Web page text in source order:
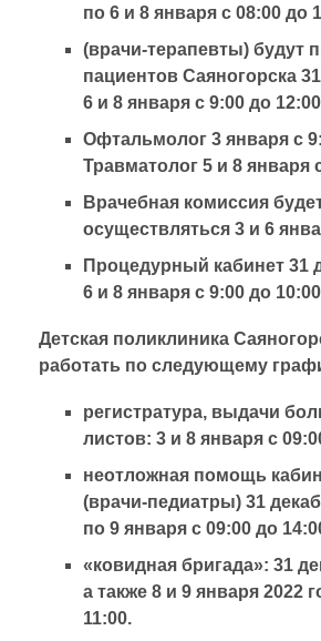
по 6 и 8 января с 08:00 до
(врачи-терапевты) будут
пациентов Саяногорска
6 и 8 января с 9:00 до
Офтальмолог 3 января с
Травматолог 5 и 8 января
Врачебная комиссия
осуществляться 3 и 6
Процедурный кабинет 31
6 и 8 января с 9:00 до
Детская поликлиника
работать по следующему
регистратура, выдачи
листов: 3 и 8 января с
неотложная помощь
(врачи-педиатры) 31
по 9 января с 09:00 до
«ковидная бригада»: 31
а также 8 и 9 января 2022
11:00.